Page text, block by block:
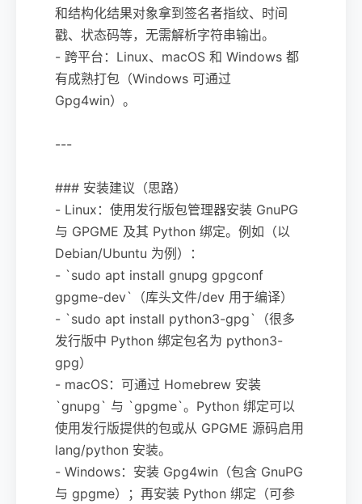
和结构化结果对象拿到签名者指纹、时间
戳、状态码等，无需解析字符串输出。
- 跨平台：Linux、macOS 和 Windows 都
有成熟打包（Windows 可通过
Gpg4win）。
---
### 安装建议（思路）
- Linux：使用发行版包管理器安装 GnuPG
与 GPGME 及其 Python 绑定。例如（以
Debian/Ubuntu 为例）：
- `sudo apt install gnupg gpgconf
gpgme-dev`（库头文件/dev 用于编译）
- `sudo apt install python3-gpg`（很多
发行版中 Python 绑定包名为 python3-
gpg）
- macOS：可通过 Homebrew 安装
`gnupg` 与 `gpgme`。Python 绑定可以
使用发行版提供的包或从 GPGME 源码启用
lang/python 安装。
- Windows：安装 Gpg4win（包含 GnuPG
与 gpgme）；再安装 Python 绑定（可参